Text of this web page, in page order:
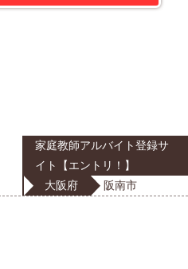
家庭教師アルバイト登録サ
イト【エントリ！】
大阪府
阪南市